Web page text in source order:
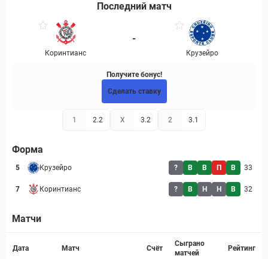
Последний матч
Коринтианс
-
Крузейро
Получите бонус!
Сделать ставку
1 2.2 X 3.2 2 3.1
Форма
5 Крузейро ? В В П В 33
7 Коринтианс ? В Н Н В 32
Матчи
Дата Матч Счёт
Сыграно
матчей
Рейтинг